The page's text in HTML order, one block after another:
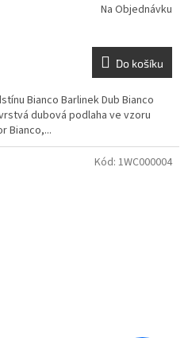
Na Objednávku
Do košíku
Bianco Barlinek Dub Bianco
dubová podlaha ve vzoru
Bianco,...
Kód: 1WC000004